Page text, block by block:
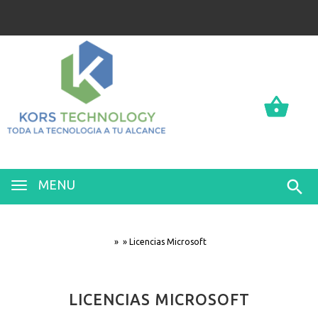
MENU
» » Licencias Microsoft
LICENCIAS MICROSOFT